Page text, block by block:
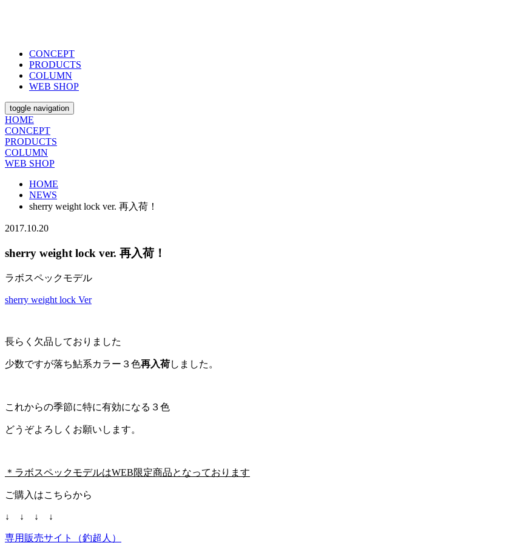
CONCEPT
PRODUCTS
COLUMN
WEB SHOP
toggle navigation
HOME
CONCEPT
PRODUCTS
COLUMN
WEB SHOP
HOME
NEWS
sherry weight lock ver. 再入荷！
2017.10.20
sherry weight lock ver. 再入荷！
ラボスペックモデル
sherry weight lock Ver
長らく欠品しておりました
少数ですが落ち鮎系カラー３色再入荷しました。
これからの季節に特に有効になる３色
どうぞよろしくお願いします。
＊ラボスペックモデルはWEB限定商品となっております
ご購入はこちらから
↓ ↓ ↓ ↓
専用販売サイト（釣超人）